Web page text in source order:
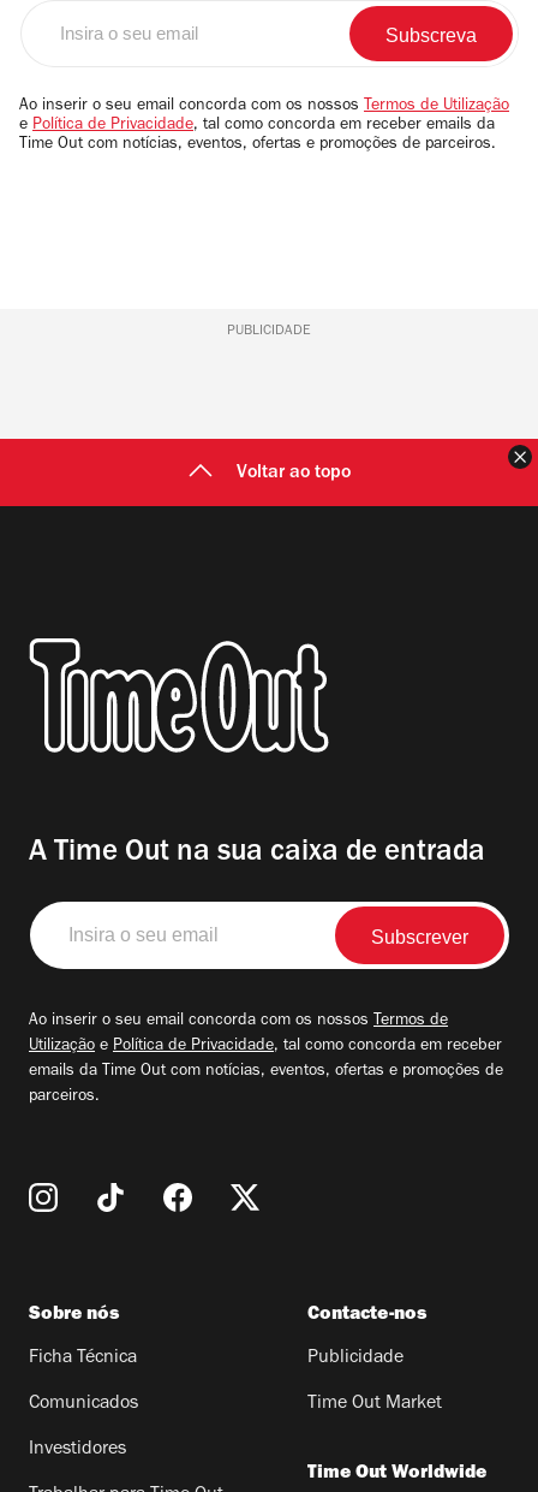
email
Ao inserir o seu email concorda com os nossos Termos de Utilização
e Política de Privacidade, tal como concorda em receber emails da
Time Out com notícias, eventos, ofertas e promoções de parceiros.
PUBLICIDADE
Voltar ao topo
A Time Out na sua caixa de entrada
Insira
o
seu
Ao inserir o seu email concorda com os nossos Termos de
Utilização e Política de Privacidade, tal como concorda em receber
emails da Time Out com notícias, eventos, ofertas e promoções de
parceiros.
Sobre nós
Ficha Técnica
Comunicados
Investidores
Contacte-nos
Publicidade
Time Out Market
Time Out Worldwide